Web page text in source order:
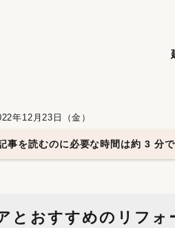
年12月23日（金）
事を読むのに必要な時間は約 3 分で
とおすすめのリフォ